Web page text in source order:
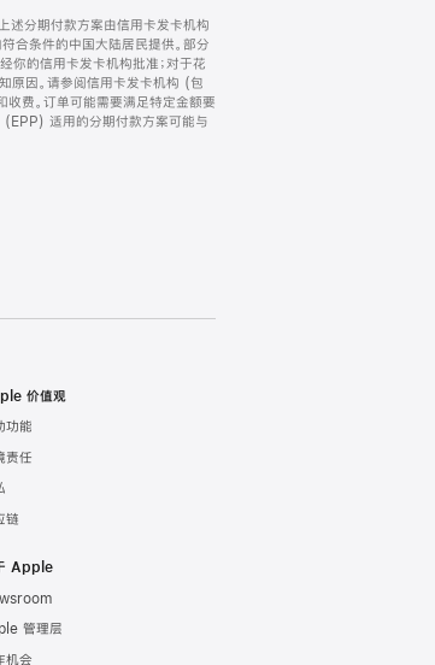
述分期付款方案由信用卡发卡机构
合条件的中国大陆居民提供。部分
的信用卡发卡机构批准；对于花
原因。请参阅信用卡发卡机构 (包
收费。订单可能需要满足特定金额要
(EPP) 适用的分期付款方案可能与
价值观
功能
责任
链
Apple
管理层
机会